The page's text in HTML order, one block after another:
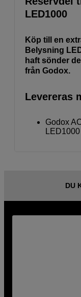
LED1000
Köp till en
Belysning
haft sönder
från Godox.
Levereras
Godox
LED1000
DU